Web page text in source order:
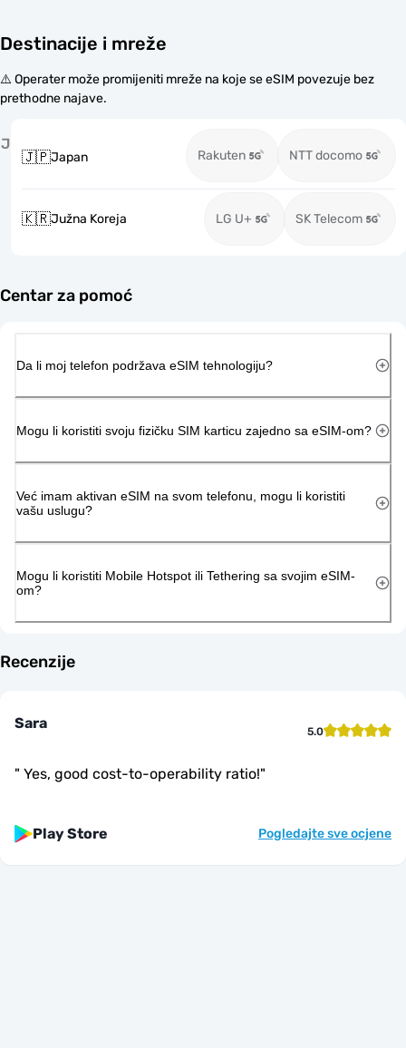
Destinacije i mreže
⚠️ Operater može promijeniti mreže na koje se eSIM povezuje bez
prethodne najave.
J
🇯🇵Japan Rakuten NTT docomo
🇰🇷Južna Koreja LG U+ SK Telecom
Centar za pomoć
Da li moj telefon podržava eSIM tehnologiju?
Mogu li koristiti svoju fizičku SIM karticu zajedno sa eSIM-om?
Već imam aktivan eSIM na svom telefonu, mogu li koristiti
vašu uslugu?
Mogu li koristiti Mobile Hotspot ili Tethering sa svojim eSIM-
om?
Recenzije
Sara 5.0
" Yes, good cost-to-operability ratio!"
Play Store Pogledajte sve ocjene